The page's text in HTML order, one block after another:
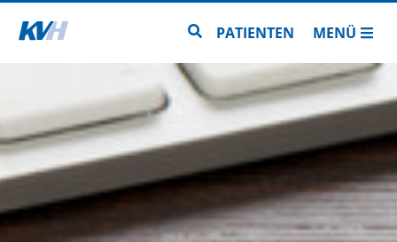
Zur Startseite Zur Seitensuche
PATIENTEN MENÜ